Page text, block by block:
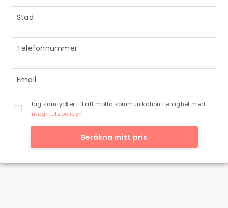
STRÅLANDE!
Ditt meddelande är mottaget och vi återkommer till dig
så snart vi har möjlighet.
Jag samtycker till att motta kommunikation i enlighet med
integritetspolicyn
Beräkna mitt pris